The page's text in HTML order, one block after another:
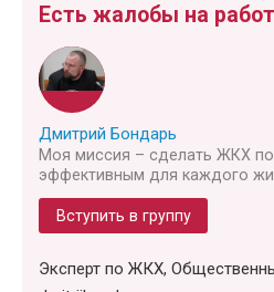
Есть жалобы на
Дмитрий Бондарь
Моя миссия – сделать ЖКХ
эффективным для каждого
Вступить в группу
Эксперт по ЖКХ,